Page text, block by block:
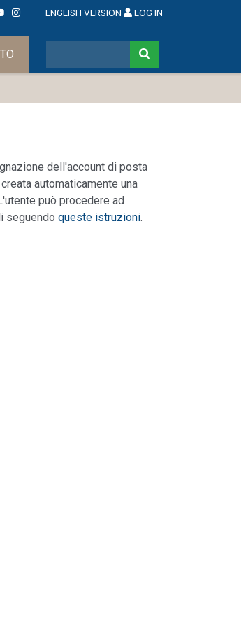
ENGLISH VERSION LOG IN
dell'account di posta
automaticamente una
può procedere ad
seguendo queste istruzioni.